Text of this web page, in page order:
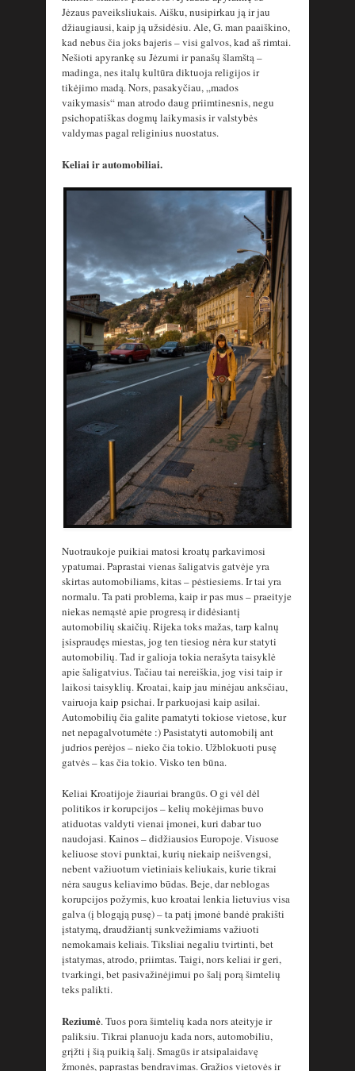
Jėzaus paveiksliukais. Aišku, nusipirkau ją ir jau
džiaugiausi, kaip ją užsidėsiu. Ale, G. man paaiškino,
kad nebus čia joks bajeris – visi galvos, kad aš rimtai.
Nešioti apyrankę su Jėzumi ir panašų šlamštą –
madinga, nes italų kultūra diktuoja religijos ir
tikėjimo madą. Nors, pasakyčiau, „mados
vaikymasis“ man atrodo daug priimtinesnis, negu
psichopatiškas dogmų laikymasis ir valstybės
valdymas pagal religinius nuostatus.
Keliai ir automobiliai.
Nuotraukoje puikiai matosi kroatų parkavimosi
ypatumai. Paprastai vienas šaligatvis gatvėje yra
skirtas automobiliams, kitas – pėstiesiems. Ir tai yra
normalu. Ta pati problema, kaip ir pas mus – praeityje
niekas nemąstė apie progresą ir didėsiantį
automobilių skaičių. Rijeka toks mažas, tarp kalnų
įsispraudęs miestas, jog ten tiesiog nėra kur statyti
automobilių. Tad ir galioja tokia nerašyta taisyklė
apie šaligatvius. Tačiau tai nereiškia, jog visi taip ir
laikosi taisyklių. Kroatai, kaip jau minėjau anksčiau,
vairuoja kaip psichai. Ir parkuojasi kaip asilai.
Automobilių čia galite pamatyti tokiose vietose, kur
net nepagalvotumėte :) Pasistatyti automobilį ant
judrios perėjos – nieko čia tokio. Užblokuoti pusę
gatvės – kas čia tokio. Visko ten būna.
Keliai Kroatijoje žiauriai brangūs. O gi vėl dėl
politikos ir korupcijos – kelių mokėjimas buvo
atiduotas valdyti vienai įmonei, kuri dabar tuo
naudojasi. Kainos – didžiausios Europoje. Visuose
keliuose stovi punktai, kurių niekaip neišvengsi,
nebent važiuotum vietiniais keliukais, kurie tikrai
nėra saugus keliavimo būdas. Beje, dar neblogas
korupcijos požymis, kuo kroatai lenkia lietuvius visa
galva (į blogąją pusę) – ta patį įmonė bandė prakišti
įstatymą, draudžiantį sunkvežimiams važiuoti
nemokamais keliais. Tiksliai negaliu tvirtinti, bet
įstatymas, atrodo, priimtas. Taigi, nors keliai ir geri,
tvarkingi, bet pasivažinėjimui po šalį porą šimtelių
teks palikti.
Reziumė. Tuos pora šimtelių kada nors ateityje ir
paliksiu. Tikrai planuoju kada nors, automobiliu,
grįžti į šią puikią šalį. Smagūs ir atsipalaidavę
žmonės, paprastas bendravimas. Gražios vietovės ir